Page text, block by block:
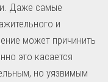
Даже самые
и
может причинить
это касается
но уязвимым